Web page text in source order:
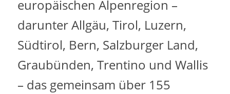
europäischen Alpenregion –
darunter Allgäu, Tirol, Luzern,
Südtirol, Bern, Salzburger Land,
Graubünden, Trentino und Wallis
– das gemeinsam über 155